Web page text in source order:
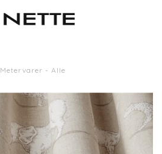
Metervarer - Alle